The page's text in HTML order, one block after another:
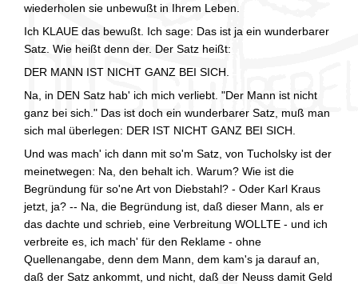
wiederholen sie unbewußt in Ihrem Leben.
Ich KLAUE das bewußt. Ich sage: Das ist ja ein wunderbarer
Satz. Wie heißt denn der. Der Satz heißt:
DER MANN IST NICHT GANZ BEI SICH.
Na, in DEN Satz hab' ich mich verliebt. "Der Mann ist nicht
ganz bei sich." Das ist doch ein wunderbarer Satz, muß man
sich mal überlegen: DER IST NICHT GANZ BEI SICH.
Und was mach' ich dann mit so'm Satz, von Tucholsky ist der
meinetwegen: Na, den behalt ich. Warum? Wie ist die
Begründung für so'ne Art von Diebstahl? - Oder Karl Kraus
jetzt, ja? -- Na, die Begründung ist, daß dieser Mann, als er
das dachte und schrieb, eine Verbreitung WOLLTE - und ich
verbreite es, ich mach' für den Reklame - ohne
Quellenangabe, denn dem Mann, dem kam's ja darauf an,
daß der Satz ankommt, und nicht, daß der Neuss damit Geld